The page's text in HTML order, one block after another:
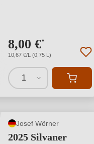
8,00 €*
10,67 €/L (0,75 L)
1
Josef Wörner
2025 Silvaner